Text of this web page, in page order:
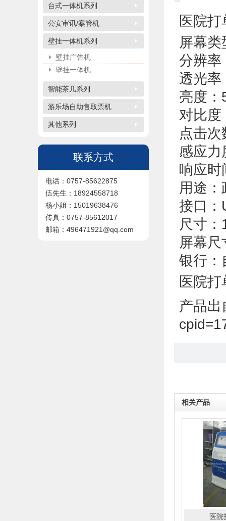
台式一体机系列
公安审讯/案管机
壁挂一体机系列
壁挂广告机
壁挂一体机
智能茶几系列
游乐场自助售取票机
其他系列
联系方式
电话：0757-85622875
伍先生：18924558718
杨小姐：15019638476
传真：0757-85612017
邮箱：496471921@qq.com
医院打
屏幕
分辨率
透光率
亮度：
对比
点击
感应
响应时
用途
接口：
尺寸
屏幕
银行：
医院打
产品
相关产品
医院